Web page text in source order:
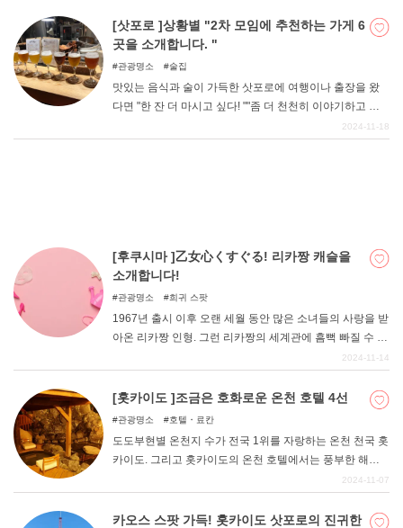
않는 대자연의 풍경과 극상의 해산물, 세계에서도 보기 드
문 수질의 온천 등 다양한 매력적인 명소가 가득하다.
[삿포로 ]상황별 "2차 모임에 추천하는 가게 6
곳을 소개합니다. "
관광명소 술집
맛있는 음식과 술이 가득한 삿포로에 여행이나 출장을 왔
다면 "한 잔 더 마시고 싶다! ""좀 더 천천히 이야기하고 싶
다! "라고 2차 모임에 나가고 싶어질 것이다. 친구와 함께,
2024-11-18
[후쿠시마 ]乙女心くすぐる! 리카짱 캐슬을
소개합니다!
관광명소 희귀 스팟
1967년 출시 이후 오랜 세월 동안 많은 소녀들의 사랑을 받
아온 리카짱 인형. 그런 리카짱의 세계관에 흠뻑 빠질 수 있
는 장소가 후쿠시마현에 있다는 것을 알고 계셨나요? 이번
2024-11-14
[홋카이도 ]조금은 호화로운 온천 호텔 4선
관광명소 호텔・료칸
도도부현별 온천지 수가 전국 1위를 자랑하는 온천 천국 홋
카이도. 그리고 홋카이도의 온천 호텔에서는 풍부한 해산
물과 산해진미를 활용한 호화롭고 맛있는 식사를 즐길 수
치스러운 홋카이도의 온천 호텔을 소개한다. 홋카이도의
2024-11-07
카오스 스팟 가득! 홋카이도 삿포로의 진귀한